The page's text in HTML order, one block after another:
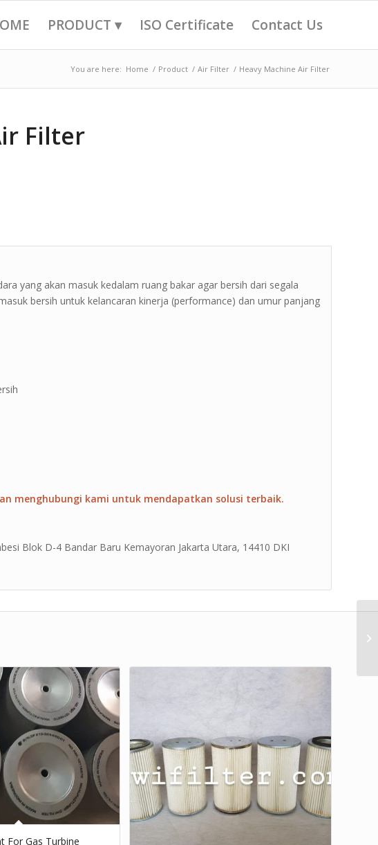
PRODUCT ▾ ISO Certificate Contact Us
You are here: Home / Product / Air Filter / Heavy Machine Air Filter
Filter
yang akan masuk kedalam ruang bakar agar bersih dari segala
bersih untuk kelancaran kinerja (performance) dan umur panjang
menghubungi kami untuk mendapatkan solusi terbaik.
Blok D-4 Bandar Baru Kemayoran Jakarta Utara, 14410 DKI
For Gas Turbine